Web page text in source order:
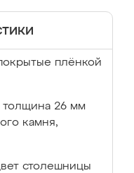
плёнкой
толщина 26 мм
камня,
столешницы